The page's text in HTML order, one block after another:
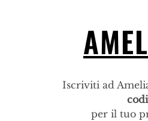
Iscriviti ad
per il tuo